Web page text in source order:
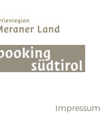
Impressum